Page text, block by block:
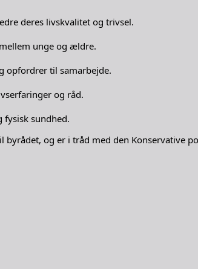
deres livskvalitet og trivsel.
unge og ældre.
opfordrer til samarbejde.
og råd.
sundhed.
og er i tråd med den Konservative